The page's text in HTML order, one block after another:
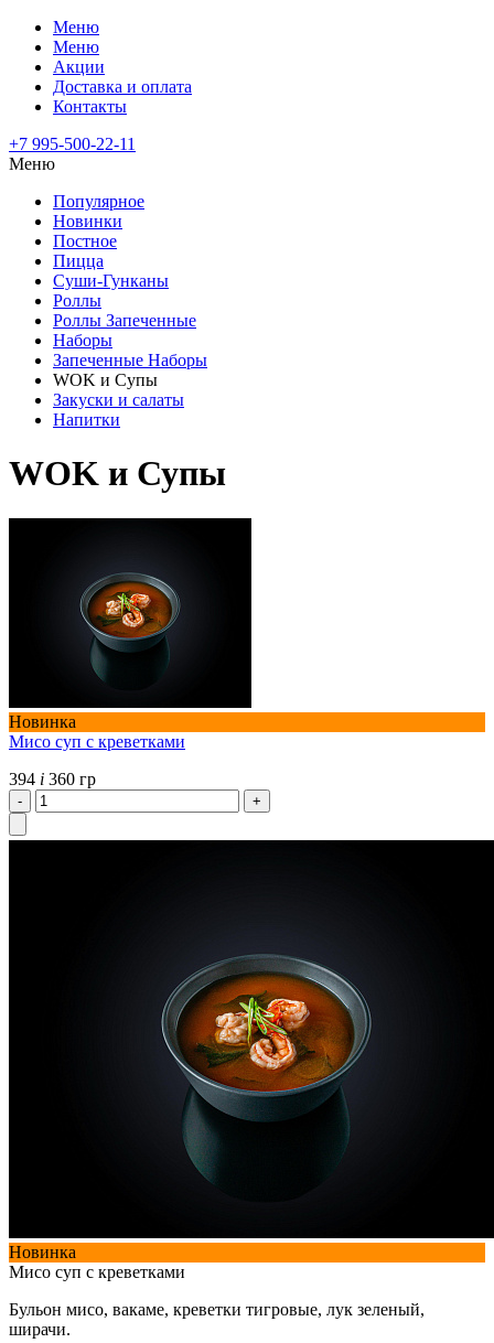
Меню
Меню
Акции
Доставка и оплата
Контакты
+7 995-500-22-11
Меню
Популярное
Новинки
Постное
Пицца
Суши-Гунканы
Роллы
Роллы Запеченные
Наборы
Запеченные Наборы
WOK и Супы
Закуски и салаты
Напитки
WOK и Супы
Новинка
Мисо суп с креветками
394 i 360 гр
Новинка
Мисо суп с креветками
Бульон мисо, вакаме, креветки тигровые, лук зеленый,
ширачи.